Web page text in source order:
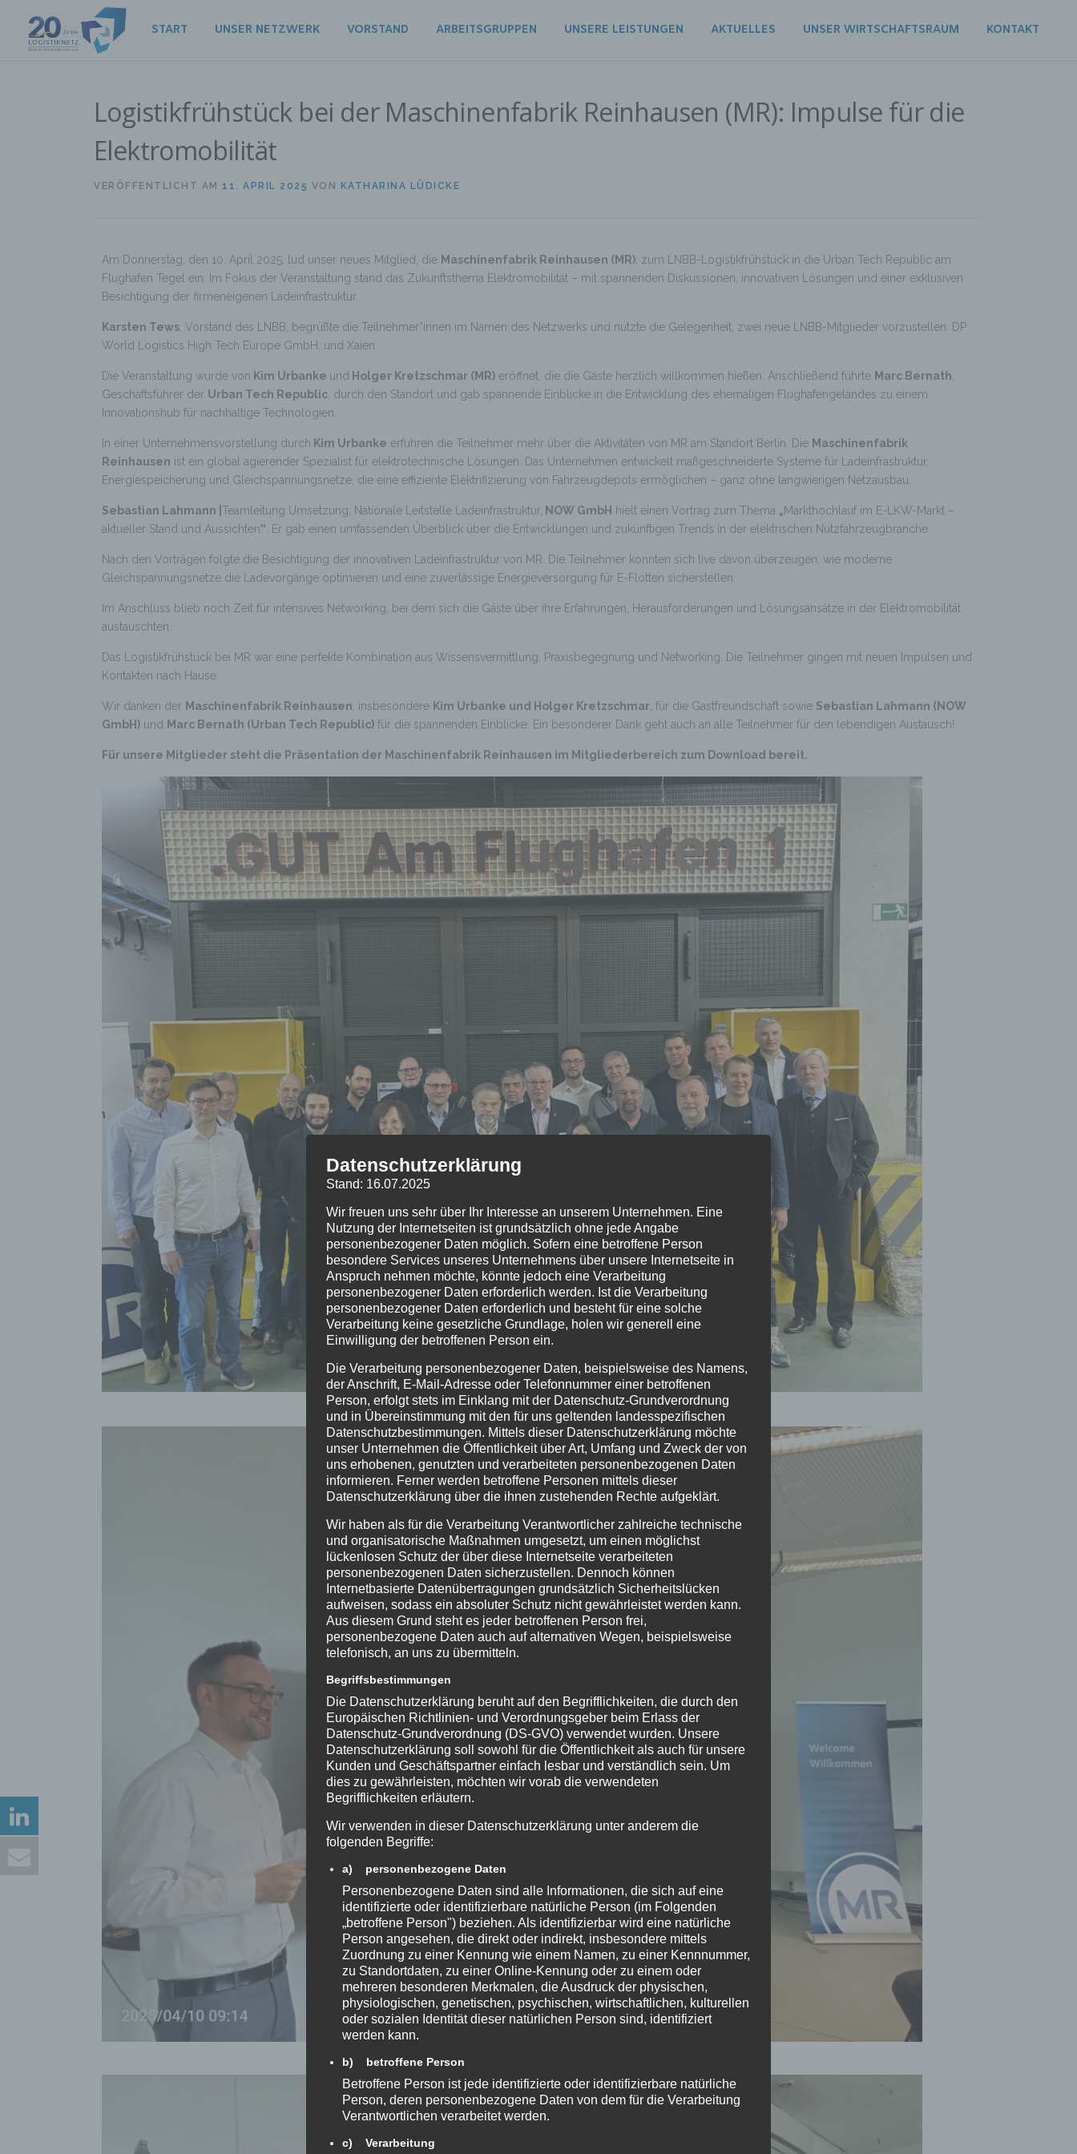
START UNSER NETZWERK VORSTAND ARBEITSGRUPPEN UNSERE LEISTUNGEN AKTUELLES UNSER WIRTSCHAFTSRAUM KONTAKT
Logistikfrühstück bei der Maschinenfabrik Reinhausen (MR): Impulse für die
Elektromobilität
VERÖFFENTLICHT AM 11. APRIL 2025 VON KATHARINA LÜDICKE
Am Donnerstag, den 10. April 2025, lud unser neues Mitglied, die Maschinenfabrik Reinhausen (MR) , zum LNBB-Logistikfrühstück in die Urban Tech Republic am
Flughafen Tegel ein. Im Fokus der Veranstaltung stand das Zukunftsthema Elektromobilität – mit spannenden Diskussionen, innovativen Lösungen und einer exklusiven
Besichtigung der firmeneigenen Ladeinfrastruktur.
Karsten Tews , Vorstand des LNBB, begrüßte die Teilnehmer*innen im Namen des Netzwerks und nutzte die Gelegenheit, zwei neue LNBB-Mitglieder vorzustellen: DP
World Logistics High Tech Europe GmbH, und Xaien.
Die Veranstaltung wurde von Kim Urbanke und Holger Kretzschmar (MR) eröffnet, die die Gäste herzlich willkommen hießen. Anschließend führte Marc Bernath
Geschäftsführer der Urban Tech Republic , durch den Standort und gab spannende Einblicke in die Entwicklung des ehemaligen Flughafengeländes zu einem
Innovationshub für nachhaltige Technologien.
In einer Unternehmensvorstellung durch Kim Urbanke erfuhren die Teilnehmer mehr über die Aktivitäten von MR am Standort Berlin. Die Maschinenfabrik
Reinhausen ist ein global agierender Spezialist für elektrotechnische Lösungen. Das Unternehmen entwickelt maßgeschneiderte Systeme für Ladeinfrastruktur,
Energiespeicherung und Gleichspannungsnetze, die eine effiziente Elektrifizierung von Fahrzeugdepots ermöglichen – ganz ohne langwierigen Netzausbau.
Sebastian Lahmann | Teamleitung Umsetzung, Nationale Leitstelle Ladeinfrastruktur, NOW GmbH hielt einen Vortrag zum Thema „Markthochlauf im E-LKW-Markt –
aktueller Stand und Aussichten“ . Er gab einen umfassenden Überblick über die Entwicklungen und zukünftigen Trends in der elektrischen Nutzfahrzeugbranche.
Nach den Vorträgen folgte die Besichtigung der innovativen Ladeinfrastruktur von MR. Die Teilnehmer konnten sich live davon überzeugen, wie moderne
Gleichspannungsnetze die Ladevorgänge optimieren und eine zuverlässige Energieversorgung für E-Flotten sicherstellen.
Im Anschluss blieb noch Zeit für intensives Networking, bei dem sich die Gäste über ihre Erfahrungen, Herausforderungen und Lösungsansätze in der Elektromobilität
austauschten.
Das Logistikfrühstück bei MR war eine perfekte Kombination aus Wissensvermittlung, Praxisbegegnung und Networking. Die Teilnehmer gingen mit neuen Impulsen und
Kontakten nach Hause.
Wir danken der Maschinenfabrik Reinhausen , insbesondere Kim Urbanke und Holger Kretzschmar , für die Gastfreundschaft sowie Sebastian Lahmann (NOW
GmbH) und Marc Bernath (Urban Tech Republic) für die spannenden Einblicke. Ein besonderer Dank geht auch an alle Teilnehmer für den lebendigen Austausch!
Für unsere Mitglieder steht die Präsentation der Maschinenfabrik Reinhausen im Mitgliederbereich zum Download bereit.
Teilnehmer*innen am Logistikfrühstück bei der Maschinenfabrik Reinhausen
Kim Urbanke und Holger Kretzschmar (MR) eröffnen die Veranstaltung.
Datenschutzerklärung
Stand: 16.07.2025
Wir freuen uns sehr über Ihr Interesse an unserem Unternehmen. Eine
Nutzung der Internetseiten ist grundsätzlich ohne jede Angabe
personenbezogener Daten möglich. Sofern eine betroffene Person
besondere Services unseres Unternehmens über unsere Internetseite in
Anspruch nehmen möchte, könnte jedoch eine Verarbeitung
personenbezogener Daten erforderlich werden. Ist die Verarbeitung
personenbezogener Daten erforderlich und besteht für eine solche
Verarbeitung keine gesetzliche Grundlage, holen wir generell eine
Einwilligung der betroffenen Person ein.
Die Verarbeitung personenbezogener Daten, beispielsweise des Namens,
der Anschrift, E-Mail-Adresse oder Telefonnummer einer betroffenen
Person, erfolgt stets im Einklang mit der Datenschutz-Grundverordnung
und in Übereinstimmung mit den für uns geltenden landesspezifischen
Datenschutzbestimmungen. Mittels dieser Datenschutzerklärung möchte
unser Unternehmen die Öffentlichkeit über Art, Umfang und Zweck der von
uns erhobenen, genutzten und verarbeiteten personenbezogenen Daten
informieren. Ferner werden betroffene Personen mittels dieser
Datenschutzerklärung über die ihnen zustehenden Rechte aufgeklärt.
Wir haben als für die Verarbeitung Verantwortlicher zahlreiche technische
und organisatorische Maßnahmen umgesetzt, um einen möglichst
lückenlosen Schutz der über diese Internetseite verarbeiteten
personenbezogenen Daten sicherzustellen. Dennoch können
Internetbasierte Datenübertragungen grundsätzlich Sicherheitslücken
aufweisen, sodass ein absoluter Schutz nicht gewährleistet werden kann.
Aus diesem Grund steht es jeder betroffenen Person frei,
personenbezogene Daten auch auf alternativen Wegen, beispielsweise
telefonisch, an uns zu übermitteln.
Begriffsbestimmungen
Die Datenschutzerklärung beruht auf den Begrifflichkeiten, die durch den
Europäischen Richtlinien- und Verordnungsgeber beim Erlass der
Datenschutz-Grundverordnung (DS-GVO) verwendet wurden. Unsere
Datenschutzerklärung soll sowohl für die Öffentlichkeit als auch für unsere
Kunden und Geschäftspartner einfach lesbar und verständlich sein. Um
dies zu gewährleisten, möchten wir vorab die verwendeten
Begrifflichkeiten erläutern.
Wir verwenden in dieser Datenschutzerklärung unter anderem die
folgenden Begriffe:
a) personenbezogene Daten
Personenbezogene Daten sind alle Informationen, die sich auf eine
identifizierte oder identifizierbare natürliche Person (im Folgenden
„betroffene Person") beziehen. Als identifizierbar wird eine natürliche
Person angesehen, die direkt oder indirekt, insbesondere mittels
Zuordnung zu einer Kennung wie einem Namen, zu einer Kennnummer,
zu Standortdaten, zu einer Online-Kennung oder zu einem oder
mehreren besonderen Merkmalen, die Ausdruck der physischen,
physiologischen, genetischen, psychischen, wirtschaftlichen, kulturellen
oder sozialen Identität dieser natürlichen Person sind, identifiziert
werden kann.
b) betroffene Person
Betroffene Person ist jede identifizierte oder identifizierbare natürliche
Person, deren personenbezogene Daten von dem für die Verarbeitung
Verantwortlichen verarbeitet werden.
c) Verarbeitung